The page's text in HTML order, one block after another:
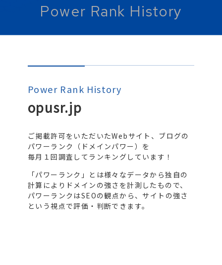
Power Rank History
Power Rank History
opusr.jp
ご掲載許可をいただいたWebサイト、ブログの
パワーランク（ドメインパワー）を
毎月１回調査してランキングしています！
「パワーランク」とは様々なデータから独自の
計算によりドメインの強さを計測したもので、
パワーランクはSEOの観点から、サイトの強さ
という視点で評価・判断できます。